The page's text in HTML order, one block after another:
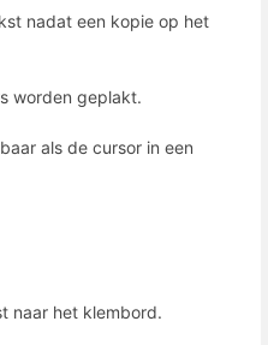
nadat een kopie op het
worden geplakt.
als de cursor in een
naar het klembord.